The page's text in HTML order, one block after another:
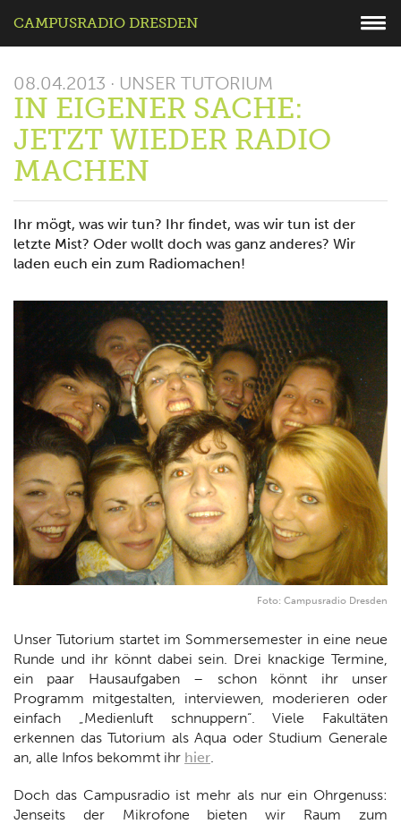
CAMPUSRADIO DRESDEN
08.04.2013 · UNSER TUTORIUM
IN EIGENER SACHE:
JETZT WIEDER RADIO
MACHEN
Ihr mögt, was wir tun? Ihr findet, was wir tun ist der
letzte Mist? Oder wollt doch was ganz anderes? Wir
laden euch ein zum Radiomachen!
Foto: Campusradio Dresden
Unser Tutorium startet im Sommersemester in eine neue
Runde und ihr könnt dabei sein. Drei knackige Termine,
ein paar Hausaufgaben – schon könnt ihr unser
Programm mitgestalten, interviewen, moderieren oder
einfach „Medienluft schnuppern“. Viele Fakultäten
erkennen das Tutorium als Aqua oder Studium Generale
an, alle Infos bekommt ihr hier
Doch das Campusradio ist mehr als nur ein Ohrgenuss:
Jenseits der Mikrofone bieten wir Raum zum